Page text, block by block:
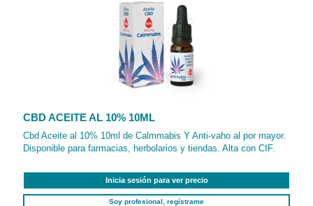
CBD ACEITE AL 10% 10ML
Cbd Aceite al 10% 10ml de Calmmabis Y Anti-vaho al por mayor.
Disponible para farmacias, herbolarios y tiendas. Alta con CIF.
Inicia sesión para ver precio
Soy profesional, regístrame